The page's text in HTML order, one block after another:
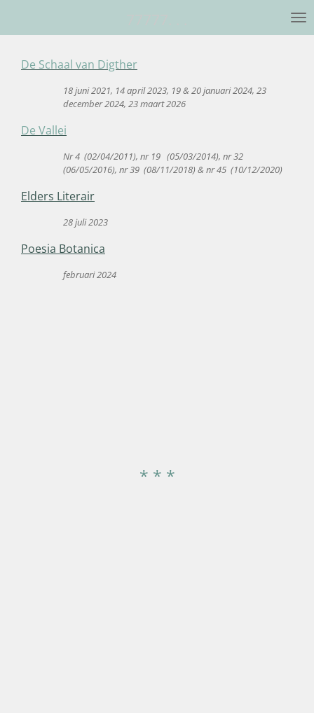
De Schaal van Digther
18 juni 2021, 14 april 2023, 19 & 20 januari 2024, 23
december 2024, 23 maart 2026
De Vallei
Nr 4 (02/04/2011), nr 19 (05/03/2014), nr 32
(06/05/2016), nr 39 (08/11/2018) & nr 45 (10/12/2020)
Elders Literair
28 juli 2023
Poesia Botanica
februari 2024
* * *